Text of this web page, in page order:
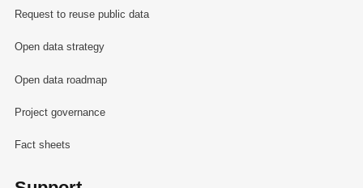
Request to reuse public data
Open data strategy
Open data roadmap
Project governance
Fact sheets